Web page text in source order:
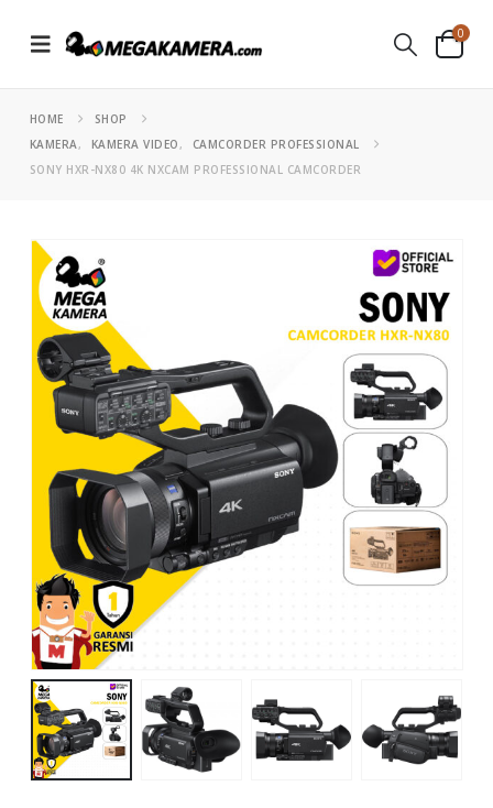
0
HOME
SHOP
KAMERA, KAMERA VIDEO,
CAMCORDER PROFESSIONAL
SONY HXR-NX80 4K NXCAM PROFESSIONAL CAMCORDER